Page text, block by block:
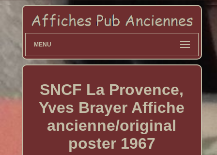
MENU
SNCF La Provence,
Yves Brayer Affiche
ancienne/original
poster 1967